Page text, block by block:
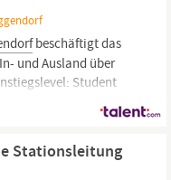
beschäftigt das
und Ausland über
Student
Digitale und
Aufgaben
Stationsleitung